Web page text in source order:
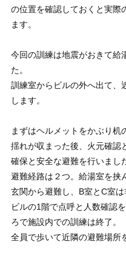
の位置を確認しておくと実際
ます。
今回の訓練は地震がおきて給
た。
訓練室からビルの外へ出て、
します。
まずはヘルメットをかぶり机
揺れが収まった後、火元確認
確保と安全な避難を行いまし
避難経路は２つ。給湯室を挟
玄関から避難し、B室とC室は
ビルの1階で点呼と人数確認
ろで施設内での訓練は終了。
全員で歩いて近隣の避難場所